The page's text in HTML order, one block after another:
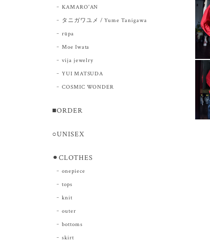
KAMARO'AN
タニガワユメ / Yume Tanigawa
rūpa
Moe Iwata
vija jewelry
YUI MATSUDA
COSMIC WONDER
■ORDER
○UNISEX
⚫︎CLOTHES
onepiece
tops
knit
outer
bottoms
skirt